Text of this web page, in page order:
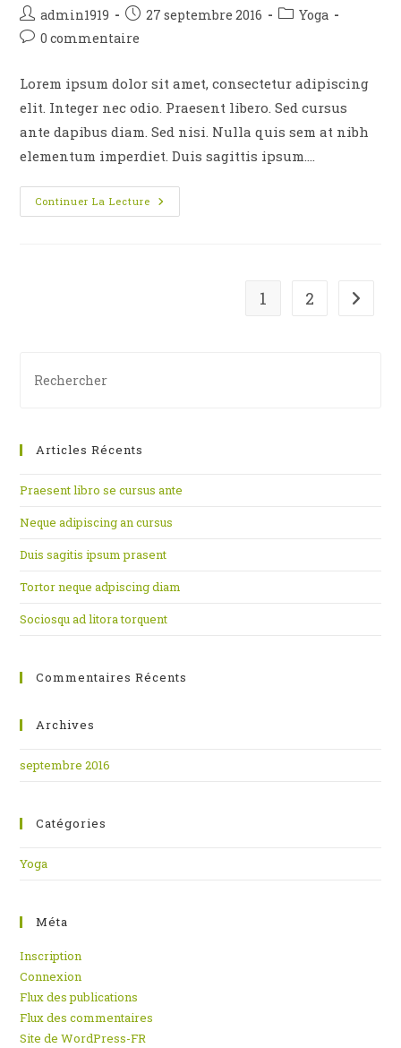
Auteur/autrice
de
admin1919
Publication
publiée :
27 septembre 2016
PostYoga
Commentaires
la
publication :
0 commentaire
Lorem ipsum dolor sit amet, consectetur adipiscing
elit. Integer nec odio. Praesent libero. Sed cursus
ante dapibus diam. Sed nisi. Nulla quis sem at nibh
elementum imperdiet. Duis sagittis ipsum.…
Continuer La Lecture Duis
Sagitis
1 2 Aller à
Articles Récents
Praesent libro se cursus ante
Neque adipiscing an cursus
Duis sagitis ipsum prasent
Tortor neque adpiscing diam
Sociosqu ad litora torquent
Commentaires Récents
Archives
septembre 2016
Catégories
Yoga
Méta
Inscription
Connexion
Flux des publications
Flux des commentaires
Site de WordPress-FR